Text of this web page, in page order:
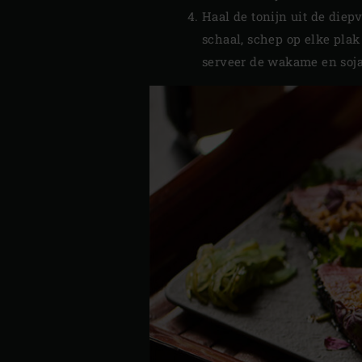
Haal de tonijn uit de
schaal, schep op elke
serveer de wakame en